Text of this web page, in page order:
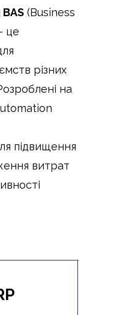
(Business
це
різних
на
підвищення
витрат